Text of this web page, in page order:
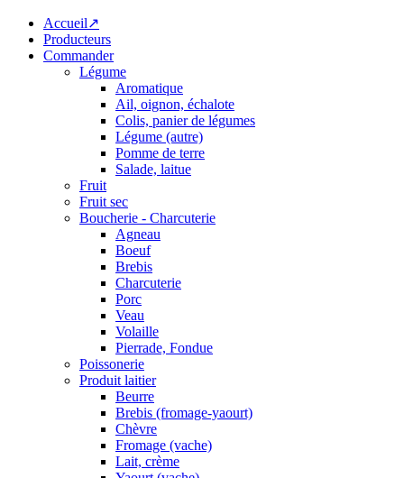
Accueil↗
Producteurs
Commander
Légume
Aromatique
Ail, oignon, échalote
Colis, panier de légumes
Légume (autre)
Pomme de terre
Salade, laitue
Fruit
Fruit sec
Boucherie - Charcuterie
Agneau
Boeuf
Brebis
Charcuterie
Porc
Veau
Volaille
Pierrade, Fondue
Poissonerie
Produit laitier
Beurre
Brebis (fromage-yaourt)
Chèvre
Fromage (vache)
Lait, crème